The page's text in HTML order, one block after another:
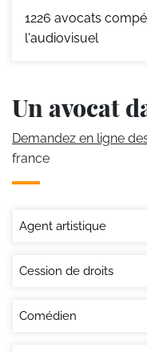
1226 avocats
l'audiovisuel
Un avocat
Demandez en ligne
france
Agent artistique
Cession de droits
Comédien